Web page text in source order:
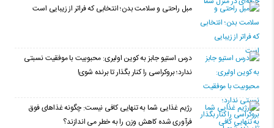
مبل راحتی و سلامت بدن؛ انتخابی که فراتر از زیبایی است
درس استیو جابز به کوین اولیری: محبوبیت با موفقیت نسبتی
ندارد؛ بروکراسی را کنار بگذار تا برنده شوی!
رژیم غذایی شما به تنهایی کافی نیست: چگونه غذاهای فوق
فرآوری شده کاهش وزن را به خطر می اندازند؟